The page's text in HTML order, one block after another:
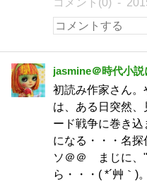
コメント(0)
jasmine＠時代小説
初読み作家さん
は、ある日突然
ード戦争に巻き
になる・・・名探
ソ＠＠ まじに、
ら・・・( *´艸｀